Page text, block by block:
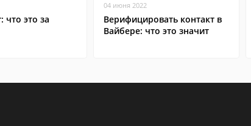
что это за
04 июня 2022
Верифицировать контакт в
Вайбере: что это значит